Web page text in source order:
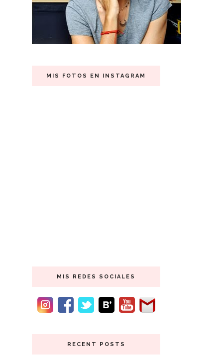
MIS FOTOS EN INSTAGRAM
MIS REDES SOCIALES
RECENT POSTS